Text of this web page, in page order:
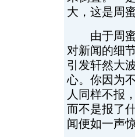
大，这是周
由于周蜜
对新闻的细
引发轩然大
心。你因为
人同样不报
而不是报了
闻便如一声